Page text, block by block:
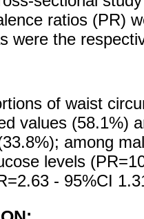
ratios (PR)
were the
of waist
values (58.1%)
among
levels
- 95%CI